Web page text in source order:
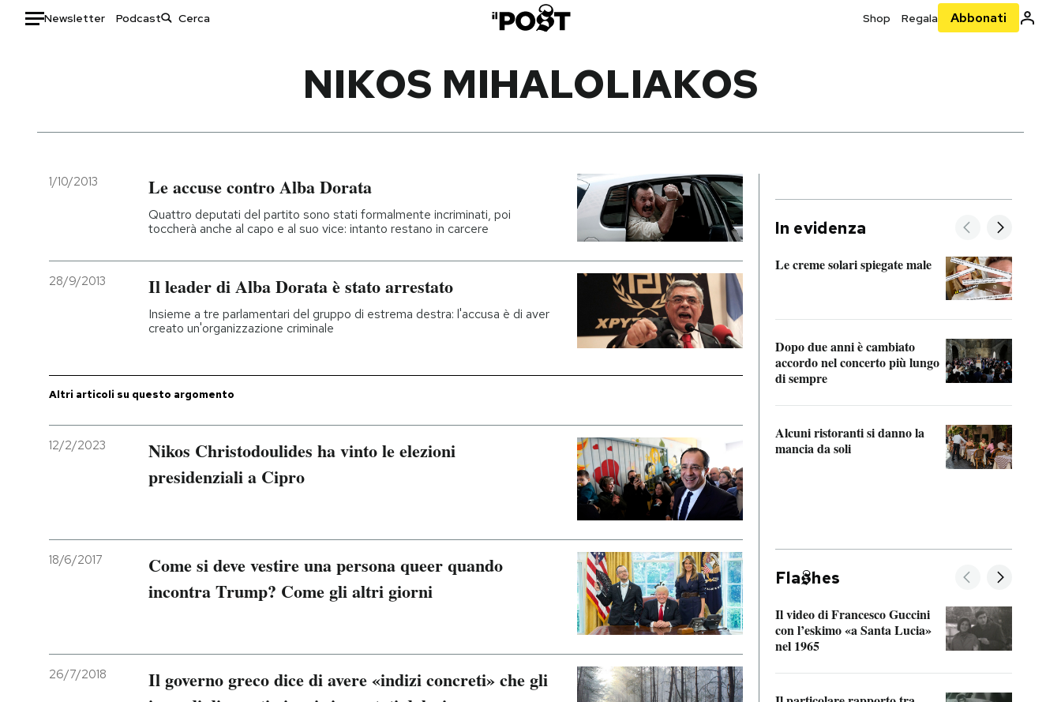
Newsletter Podcast Shop Regala Abbonati
Italia
Politica
Economia
Moda
Ok Boomer!
Altrecose
Mondiali calcio 2026
NEWSLETTER
I MIEI PREFERITI
SHOP
Entra
NIKOS MIHALOLIAKOS
1/10/2013 Le accuse contro Alba Dorata
Quattro deputati del partito sono stati formalmente incriminati, poi
toccherà anche al capo e al suo vice: intanto restano in carcere
28/9/2013 Il leader di Alba Dorata è stato arrestato
Insieme a tre parlamentari del gruppo di estrema destra: l'accusa è di aver
creato un'organizzazione criminale
Altri articoli su questo argomento
12/2/2023
Nikos Christodoulides ha vinto le elezioni
presidenziali a Cipro
18/6/2017
Come si deve vestire una persona queer quando
incontra Trump? Come gli altri giorni
26/7/2018
Il governo greco dice di avere «indizi concreti» che gli
In evidenza
Le creme solari spiegate male
Dopo due anni è cambiato
accordo nel concerto più lungo
di sempre
Alcuni ristoranti si danno la
mancia da soli
Fla hes
Il video di Francesco Guccini
con l’eskimo «a Santa Lucia»
nel 1965